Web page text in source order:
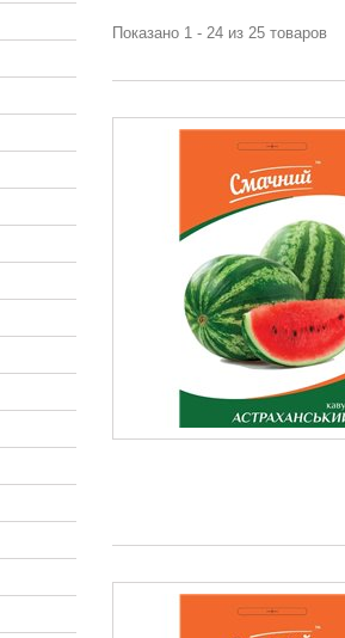
Показано 1 - 24 из 25 товаров